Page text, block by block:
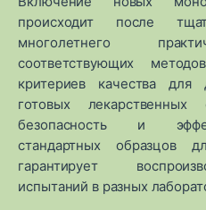
происходит после
многолетнего
соответствующих
критериев качества
готовых
безопасность и
стандартных образцов
гарантирует
испытаний в разных